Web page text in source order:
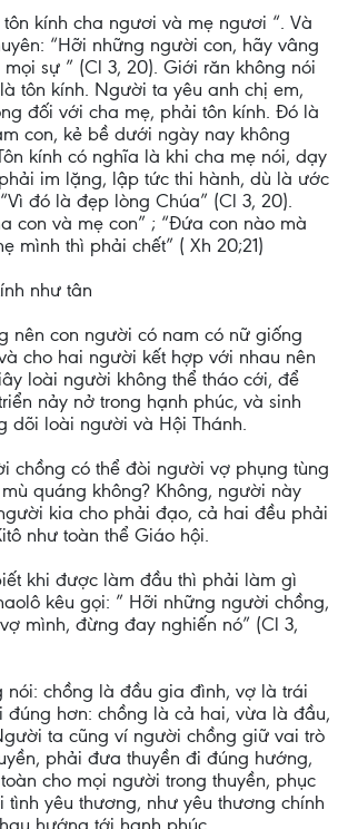
kính cha ngươi và mẹ ngươi “. Và
“Hỡi những người con, hãy vâng
sự ” (Cl 3, 20). Giới răn không nói
tôn kính. Người ta yêu anh chị em,
đối với cha mẹ, phải tôn kính. Đó là
con, kẻ bề dưới ngày nay không
kính có nghĩa là khi cha mẹ nói, dạy
im lặng, lập tức thi hành, dù là ước
đó là đẹp lòng Chúa” (Cl 3, 20).
con và mẹ con” ; “Đứa con nào mà
mình thì phải chết” ( Xh 20;21)
như tân
nên con người có nam có nữ giống
cho hai người kết hợp với nhau nên
loài người không thể tháo cới, để
nảy nở trong hạnh phúc, và sinh
dõi loài người và Hội Thánh.
chồng có thể đòi người vợ phụng tùng
quáng không? Không, người này
kia cho phải đạo, cả hai đều phải
như toàn thể Giáo hội.
khi được làm đầu thì phải làm gì
kêu gọi: ” Hỡi những người chồng,
mình, đừng đay nghiến nó” (Cl 3,
nói: chồng là đầu gia đình, vợ là trái
đúng hơn: chồng là cả hai, vừa là đầu,
ta cũng ví người chồng giữ vai trò
phải đưa thuyền đi đúng hướng,
cho mọi người trong thuyền, phục
yêu thương, như yêu thương chính
hướng tới hạnh phúc.